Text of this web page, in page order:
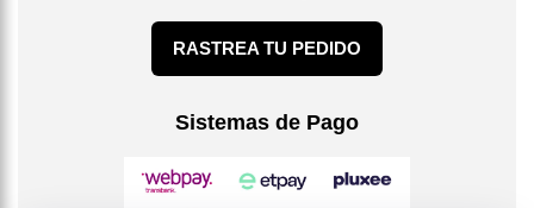
RASTREA TU PEDIDO
Sistemas de Pago